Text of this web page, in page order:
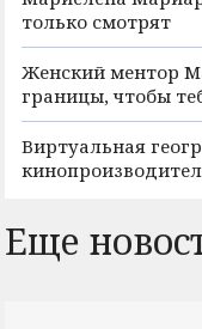
только смотрят
Женский ментор
границы, чтобы
Виртуальная
Еще